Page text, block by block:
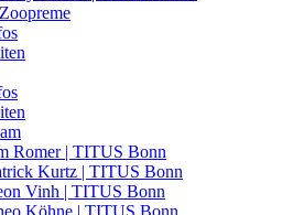
Romer | TITUS Bonn
Kurtz | TITUS Bonn
Vinh | TITUS Bonn
Köhne | TITUS Bonn